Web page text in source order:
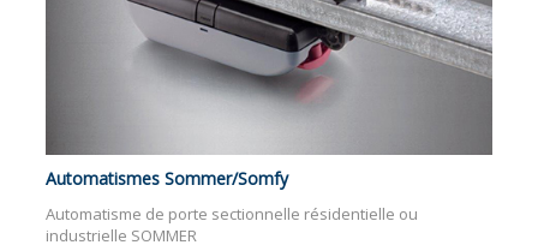
Automatismes Sommer/Somfy
Automatisme de porte sectionnelle résidentielle ou
industrielle SOMMER